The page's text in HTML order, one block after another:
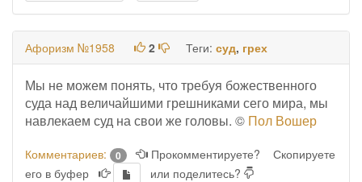
Афоризм №1958 2 Теги: суд, грех
Мы не можем понять, что требуя божественного
суда над величайшими грешниками сего мира, мы
навлекаем суд на свои же головы. © Пол Вошер
Комментариев: 0 Прокомментируете?
Скопируете
его в буфер
или поделитесь?